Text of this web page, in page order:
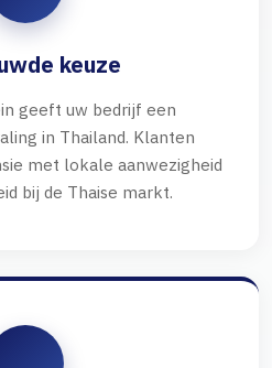
keuze
geeft uw bedrijf een
in Thailand. Klanten
met lokale aanwezigheid
bij de Thaise markt.